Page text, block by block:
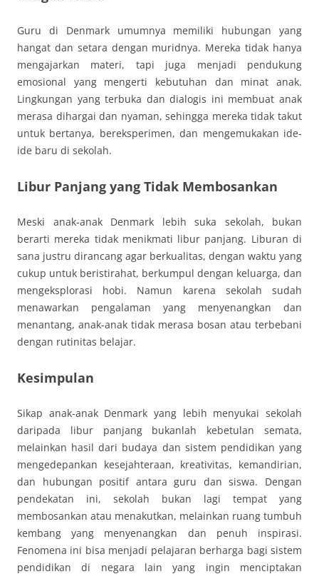
Guru di Denmark umumnya memiliki hubungan yang
hangat dan setara dengan muridnya. Mereka tidak hanya
mengajarkan materi, tapi juga menjadi pendukung
emosional yang mengerti kebutuhan dan minat anak.
Lingkungan yang terbuka dan dialogis ini membuat anak
merasa dihargai dan nyaman, sehingga mereka tidak takut
untuk bertanya, bereksperimen, dan mengemukakan ide-
ide baru di sekolah.
Libur Panjang yang Tidak Membosankan
Meski anak-anak Denmark lebih suka sekolah, bukan
berarti mereka tidak menikmati libur panjang. Liburan di
sana justru dirancang agar berkualitas, dengan waktu yang
cukup untuk beristirahat, berkumpul dengan keluarga, dan
mengeksplorasi hobi. Namun karena sekolah sudah
menawarkan pengalaman yang menyenangkan dan
menantang, anak-anak tidak merasa bosan atau terbebani
dengan rutinitas belajar.
Kesimpulan
Sikap anak-anak Denmark yang lebih menyukai sekolah
daripada libur panjang bukanlah kebetulan semata,
melainkan hasil dari budaya dan sistem pendidikan yang
mengedepankan kesejahteraan, kreativitas, kemandirian,
dan hubungan positif antara guru dan siswa. Dengan
pendekatan ini, sekolah bukan lagi tempat yang
membosankan atau menakutkan, melainkan ruang tumbuh
kembang yang menyenangkan dan penuh inspirasi.
Fenomena ini bisa menjadi pelajaran berharga bagi sistem
pendidikan di negara lain yang ingin menciptakan